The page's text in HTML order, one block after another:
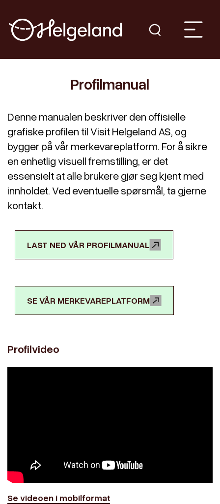
Profilmanual
Denne manualen beskriver den offisielle
grafiske profilen til Visit Helgeland AS, og
bygger på vår merkevareplatform. For å sikre
en enhetlig visuell fremstilling, er det
essensielt at alle brukere gjør seg kjent med
innholdet. Ved eventuelle spørsmål, ta gjerne
kontakt.
LAST NED VÅR PROFILMANUAL
SE VÅR MERKEVAREPLATFORM
Profilvideo
Se videoen i mobilformat